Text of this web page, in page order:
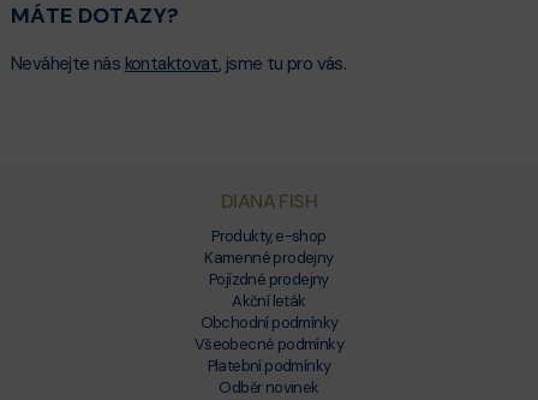
MÁTE DOTAZY?
Neváhejte nás kontaktovat, jsme tu pro vás.
DIANA FISH
Produkty, e-shop
Kamenné prodejny
Pojízdné prodejny
Akční leták
Obchodní podmínky
Všeobecné podmínky
Platební podmínky
Odběr novinek